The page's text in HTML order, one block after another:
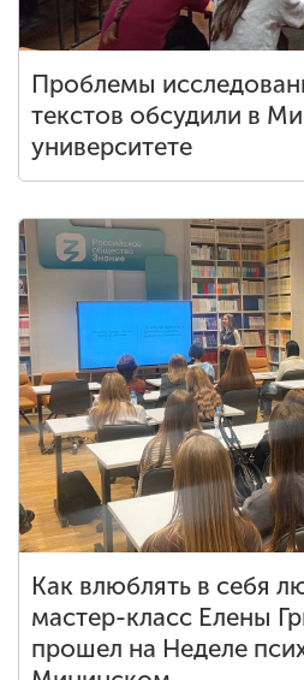
Проблемы
текстов обсудили в
университете
Как влюблять в себя
мастер-класс Елены
прошел на Неделе